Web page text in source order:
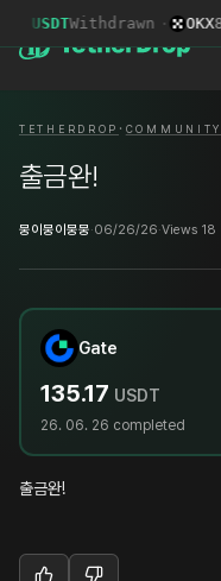
USDTWithdrawn · OKX
TETHERDROP · COMMUNITY
출금완!
뭉이뭉이뭉뭉·06/26/26·Views 18
Gate
135.17 USDT
26. 06. 26 completed
출금완!